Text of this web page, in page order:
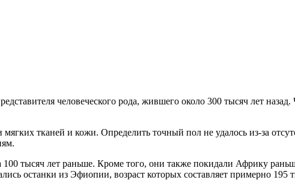
человеческого рода, жившего около 300 тысяч лет
тканей и кожи. Определить точный пол не удалось из-за
тысяч лет раньше. Кроме того, они также покидали Африку
останки из Эфиопии, возраст которых составляет примерно 195